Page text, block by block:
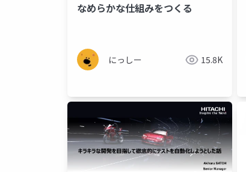
なめらかな仕組みをつくる
にっしー 15.8K